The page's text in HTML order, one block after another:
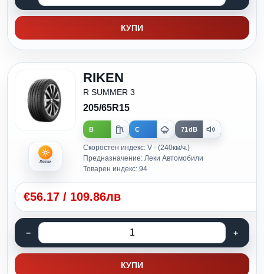
КУПИ
Летни
RIKEN
R SUMMER 3
205/65R15
B C 71dB
Скоростен индекс: V - (240км/ч.)
Предназначение: Леки Автомобили
Товарен индекс: 94
€56.17 / 109.86лв
КУПИ